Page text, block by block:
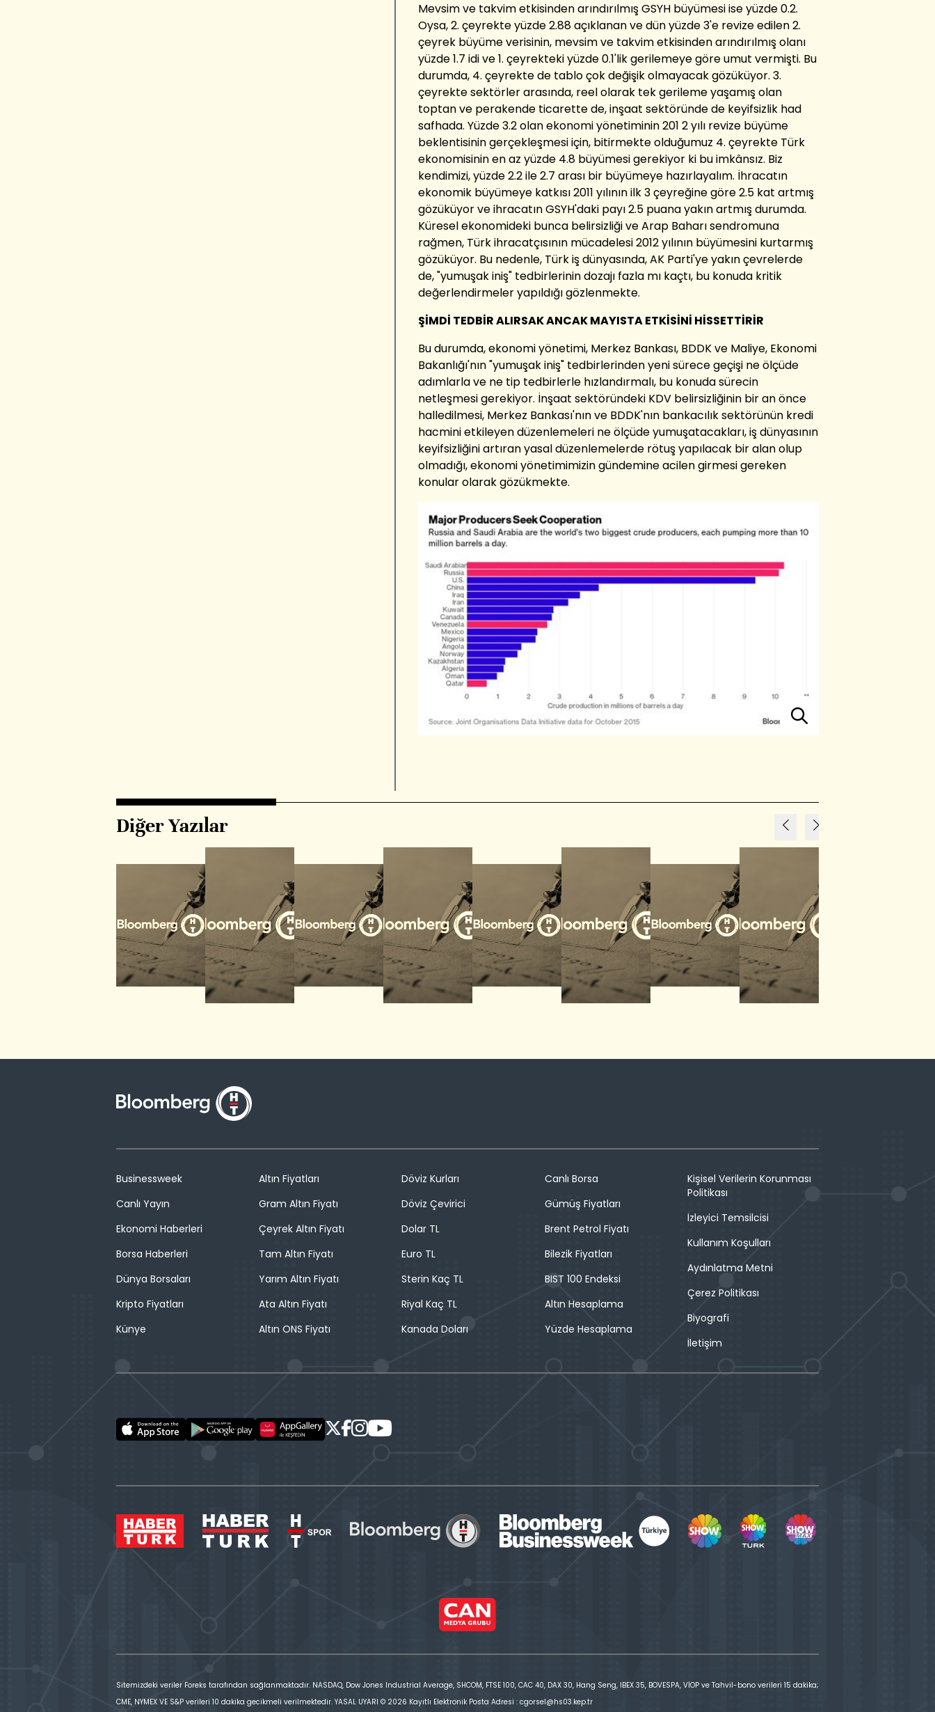
Mevsim ve takvim etkisinden arındırılmış GSYH büyümesi ise yüzde 0.2.
Oysa, 2. çeyrekte yüzde 2.88 açıklanan ve dün yüzde 3'e revize edilen 2.
çeyrek büyüme verisinin, mevsim ve takvim etkisinden arındırılmış olanı
yüzde 1.7 idi ve 1. çeyrekteki yüzde 0.1'lik gerilemeye göre umut vermişti. Bu
durumda, 4. çeyrekte de tablo çok değişik olmayacak gözüküyor. 3.
çeyrekte sektörler arasında, reel olarak tek gerileme yaşamış olan
toptan ve perakende ticarette de, inşaat sektöründe de keyifsizlik had
safhada. Yüzde 3.2 olan ekonomi yönetiminin 201 2 yılı revize büyüme
beklentisinin gerçekleşmesi için, bitirmekte olduğumuz 4. çeyrekte Türk
ekonomisinin en az yüzde 4.8 büyümesi gerekiyor ki bu imkânsız. Biz
kendimizi, yüzde 2.2 ile 2.7 arası bir büyümeye hazırlayalım. İhracatın
ekonomik büyümeye katkısı 2011 yılının ilk 3 çeyreğine göre 2.5 kat artmış
gözüküyor ve ihracatın GSYH'daki payı 2.5 puana yakın artmış durumda.
Küresel ekonomideki bunca belirsizliği ve Arap Baharı sendromuna
rağmen, Türk ihracatçısının mücadelesi 2012 yılının büyümesini kurtarmış
gözüküyor. Bu nedenle, Türk iş dünyasında, AK Parti'ye yakın çevrelerde
de, "yumuşak iniş" tedbirlerinin dozajı fazla mı kaçtı, bu konuda kritik
değerlendirmeler yapıldığı gözlenmekte.
ŞİMDİ TEDBİR ALIRSAK ANCAK MAYISTA ETKİSİNİ HİSSETTİRİR
Bu durumda, ekonomi yönetimi, Merkez Bankası, BDDK ve Maliye, Ekonomi
Bakanlığı'nın "yumuşak iniş" tedbirlerinden yeni sürece geçişi ne ölçüde
adımlarla ve ne tip tedbirlerle hızlandırmalı, bu konuda sürecin
netleşmesi gerekiyor. İnşaat sektöründeki KDV belirsizliğinin bir an önce
halledilmesi, Merkez Bankası'nın ve BDDK'nın bankacılık sektörünün kredi
hacmini etkileyen düzenlemeleri ne ölçüde yumuşatacakları, iş dünyasının
keyifsizliğini artıran yasal düzenlemelerde rötuş yapılacak bir alan olup
olmadığı, ekonomi yönetimimizin gündemine acilen girmesi gereken
konular olarak gözükmekte.
Diğer Yazılar
Businessweek
Canlı Yayın
Ekonomi Haberleri
Borsa Haberleri
Dünya Borsaları
Kripto Fiyatları
Künye
Altın Fiyatları
Gram Altın Fiyatı
Çeyrek Altın Fiyatı
Tam Altın Fiyatı
Yarım Altın Fiyatı
Ata Altın Fiyatı
Altın ONS Fiyatı
Döviz Kurları
Döviz Çevirici
Dolar TL
Euro TL
Sterin Kaç TL
Riyal Kaç TL
Kanada Doları
Canlı Borsa
Gümüş Fiyatları
Brent Petrol Fiyatı
Bilezik Fiyatları
BIST 100 Endeksi
Altın Hesaplama
Yüzde Hesaplama
Kişisel Verilerin Korunması
Politikası
İzleyici Temsilcisi
Kullanım Koşulları
Aydınlatma Metni
Çerez Politikası
Biyografi
İletişim
Sitemizdeki veriler Foreks tarafından sağlanmaktadır. NASDAQ, Dow Jones Industrial Average, SHCOM, FTSE 100, CAC 40, DAX 30, Hang Seng, IBEX 35, BOVESPA, VİOP ve Tahvil-bono verileri 15 dakika;
CME, NYMEX VE S&P verileri 10 dakika gecikmeli verilmektedir. YASAL UYARI © 2026 Kayıtlı Elektronik Posta Adresi : cgorsel@hs03.kep.tr